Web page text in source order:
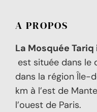
A PROPOS
La Mosquée
est située dans le
dans la région Île-
km à l’est de
l’ouest de Paris.